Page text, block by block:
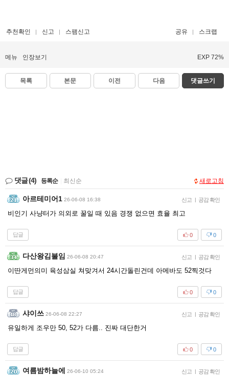
추천확인 신고 스팸신고 공유 스크랩
메뉴 인장보기 EXP 72%
목록 본문 이전 다음 댓글쓰기
댓글(4) 등록순 최신순 새로고침
아르테미어1 26-06-08 16:38 신고 | 공감 확인
비인기 사냥터가 의외로 꿀일 때 있음 경쟁 없으면 효율 최고
답글 0
0
다산왕김불임 26-06-08 20:47 신고 | 공감 확인
이딴게먼의미 육성삼실 쳐맞겨서 24시간돌린건데 아메바도 52찍것다
답글 0
0
샤이쓰 26-06-08 22:27 신고 | 공감 확인
유일하게 조우만 50, 52가 다름.. 진짜 대단한거
답글 0
0
여름밤하늘에 26-06-10 05:24 신고 | 공감 확인